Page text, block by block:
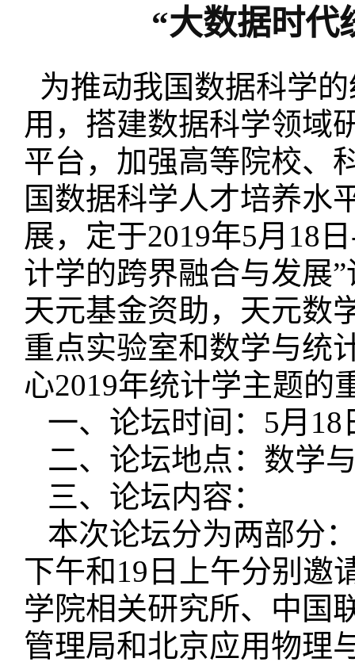
“大数据时代
为推动我国数据科学
用，搭建数据科学领域
平台，加强高等院校、
国数据科学人才培养水
展，定于2019年5月18
计学的跨界融合与发展
天元基金资助，天元数
重点实验室和数学与统
心2019年统计学主题的
一、论坛时间：5月18
二、论坛地点：数学
三、论坛内容：
本次论坛分为两部分
下午和19日上午分别邀
学院相关研究所、中国
管理局和北京应用物理